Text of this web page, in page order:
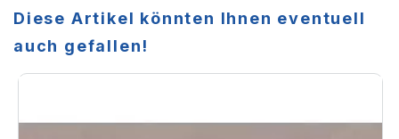
Diese Artikel könnten Ihnen eventuell
auch gefallen!